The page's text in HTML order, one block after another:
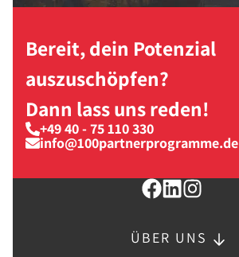
Bereit, dein Potenzial
auszuschöpfen?
Dann lass uns reden!
+49 40 - 75 110 330
info@100partnerprogramme.de
ÜBER UNS